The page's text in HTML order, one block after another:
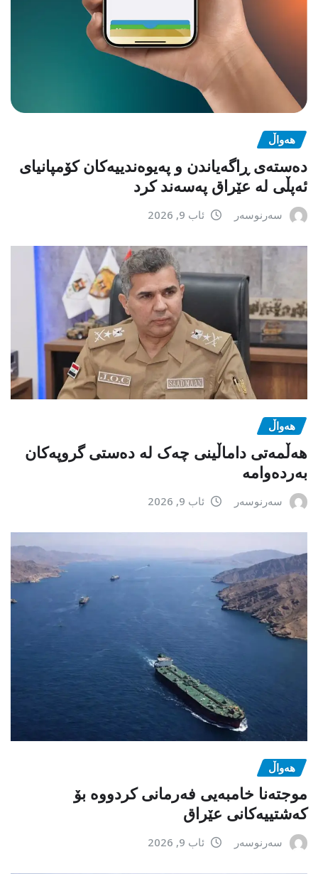
هەواڵ
دەستەی ڕاگەیاندن و پەیوەندییەکان کۆمپانیای
ئەپڵی لە عێراق پەسەند کرد
سەرنوسەر ئاب 9, 2026
هەواڵ
هەڵمەتی داماڵینی چەک لە دەستی گروپەکان
بەردەوامە
سەرنوسەر ئاب 9, 2026
هەواڵ
موجتەنا خامبەیی فەرمانی کردووە بۆ
کەشتییەکانی عێراق
سەرنوسەر ئاب 9, 2026